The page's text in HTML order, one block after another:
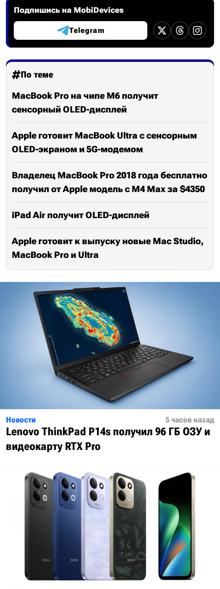
Подпишись на MobiDevices
Telegram
По теме
MacBook Pro на чипе M6 получит
сенсорный OLED-дисплей
Apple готовит MacBook Ultra с сенсорным
OLED-экраном и 5G-модемом
Владелец MacBook Pro 2018 года бесплатно
получил от Apple модель с M4 Max за $4350
iPad Air получит OLED-дисплей
Apple готовит к выпуску новые Mac Studio,
MacBook Pro и Ultra
Новости 5 часов назад
Lenovo ThinkPad P14s получил 96 ГБ ОЗУ и
видеокарту RTX Pro